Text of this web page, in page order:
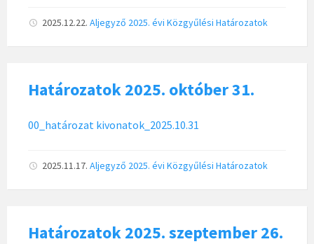
2025.12.22. Aljegyző 2025. évi Közgyűlési Határozatok
Határozatok 2025. október 31.
00_határozat kivonatok_2025.10.31
2025.11.17. Aljegyző 2025. évi Közgyűlési Határozatok
Határozatok 2025. szeptember 26.